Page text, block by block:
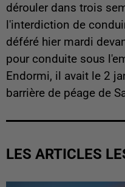
dérouler dans trois
l'interdiction de
déféré hier mardi
pour conduite sous
Endormi, il avait le 2
barrière de péage de
LES ARTICLES